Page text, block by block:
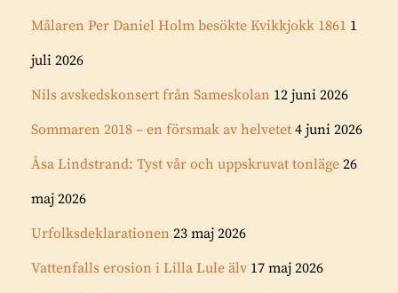
Målaren Per Daniel Holm besökte Kvikkjokk 1861 1
juli 2026
Nils avskedskonsert från Sameskolan 12 juni 2026
Sommaren 2018 – en försmak av helvetet 4 juni 2026
Åsa Lindstrand: Tyst vår och uppskruvat tonläge 26
maj 2026
Urfolksdeklarationen 23 maj 2026
Vattenfalls erosion i Lilla Lule älv 17 maj 2026